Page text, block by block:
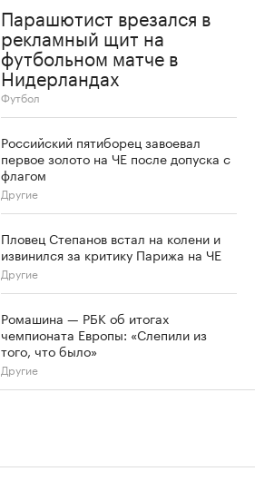
Парашютист врезался в
рекламный щит на
футбольном матче в
Нидерландах
Футбол
Российский пятиборец завоевал
первое золото на ЧЕ после допуска с
флагом
Другие
Пловец Степанов встал на колени и
извинился за критику Парижа на ЧЕ
Другие
Ромашина — РБК об итогах
чемпионата Европы: «Слепили из
того, что было»
Другие